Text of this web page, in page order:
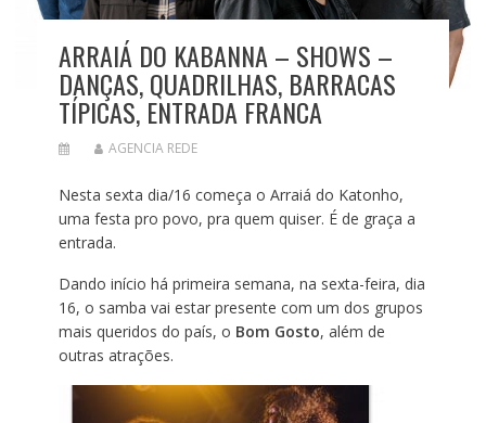
ARRAIÁ DO KABANNA – SHOWS –
DANÇAS, QUADRILHAS, BARRACAS
TÍPICAS, ENTRADA FRANCA
AGENCIA REDE
Nesta sexta dia/16 começa o Arraiá do Katonho,
uma festa pro povo, pra quem quiser. É de graça a
entrada.
Dando início há primeira semana, na sexta-feira, dia
16, o samba vai estar presente com um dos grupos
mais queridos do país, o Bom Gosto, além de
outras atrações.